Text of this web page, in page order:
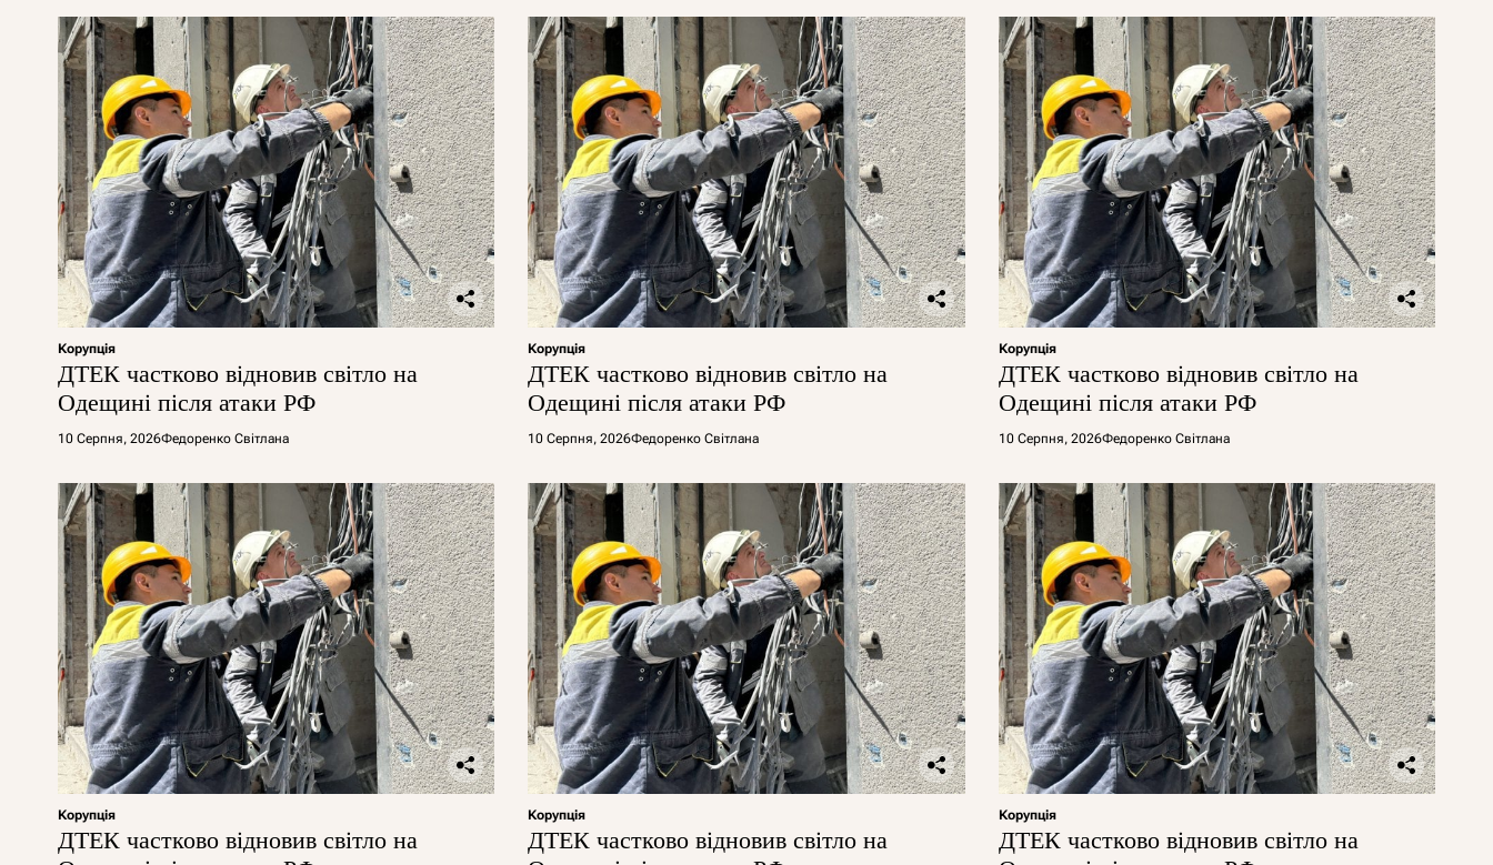
Корупція
ДТЕК частково відновив світло на
Одещині після атаки РФ
10 Серпня, 2026Федоренко Світлана
Корупція
ДТЕК частково відновив світло на
Одещині після атаки РФ
10 Серпня, 2026Федоренко Світлана
Корупція
ДТЕК частково відновив світло на
Одещині після атаки РФ
10 Серпня, 2026Федоренко Світлана
Корупція
ДТЕК частково відновив світло на
Корупція
ДТЕК частково відновив світло на
Корупція
ДТЕК частково відновив світло на